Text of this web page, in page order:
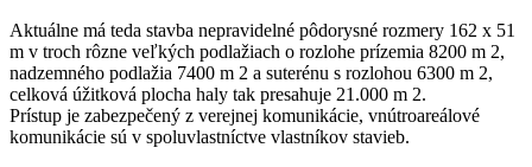
Aktuálne má teda stavba nepravidelné pôdorysné rozmery 162 x 51
m v troch rôzne veľkých podlažiach o rozlohe prízemia 8200 m 2,
nadzemného podlažia 7400 m 2 a suterénu s rozlohou 6300 m 2,
celková úžitková plocha haly tak presahuje 21.000 m 2.
Prístup je zabezpečený z verejnej komunikácie, vnútroareálové
komunikácie sú v spoluvlastníctve vlastníkov stavieb.